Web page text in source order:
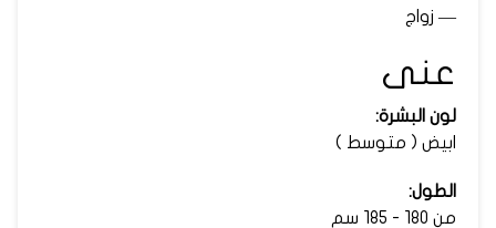
— زواج
عنى
لون البشرة:
ابيض ( متوسط )
الطول:
من 180 - 185 سم